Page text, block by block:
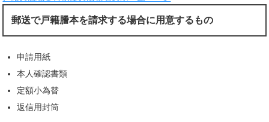
郵送で戸籍謄本を請求する場合に用意するもの
申請用紙
本人確認書類
定額小為替
返信用封筒